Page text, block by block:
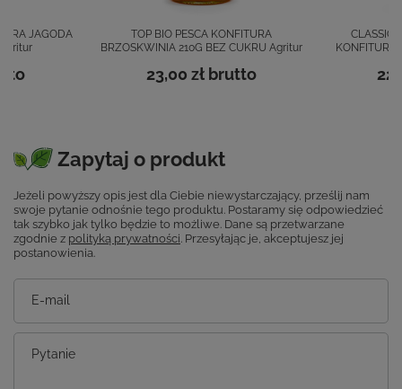
JAGODA
TOP BIO PESCA KONFITURA
BRZOSKWINIA 210G BEZ CUKRU Agritur
23,00 złbrutto
CLASSIC
KONFITURA
Zapytaj o produkt
Jeżeli powyższy opis jest dla Ciebie niewystarczający, prześlij nam
swoje pytanie odnośnie tego produktu. Postaramy się odpowiedzieć
tak szybko jak tylko będzie to możliwe. Dane są przetwarzane
zgodnie z polityką prywatności . Przesyłając je, akceptujesz jej
postanowienia.
E-mail
Pytanie